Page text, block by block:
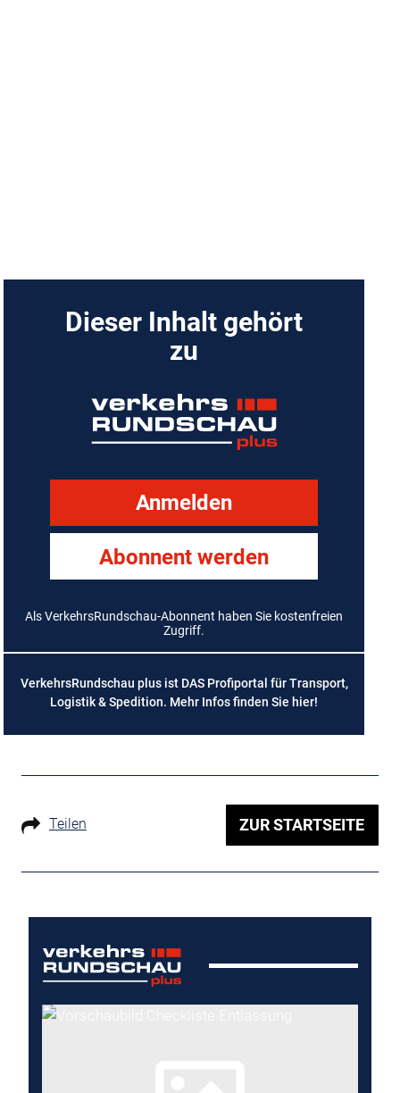
Dieser Inhalt gehört
zu
Anmelden
Abonnent werden
Als VerkehrsRundschau-Abonnent haben Sie kostenfreien
Zugriff.
VerkehrsRundschau plus ist DAS Profiportal für Transport,
Logistik & Spedition. Mehr Infos finden Sie hier!
Teilen ZUR STARTSEITE